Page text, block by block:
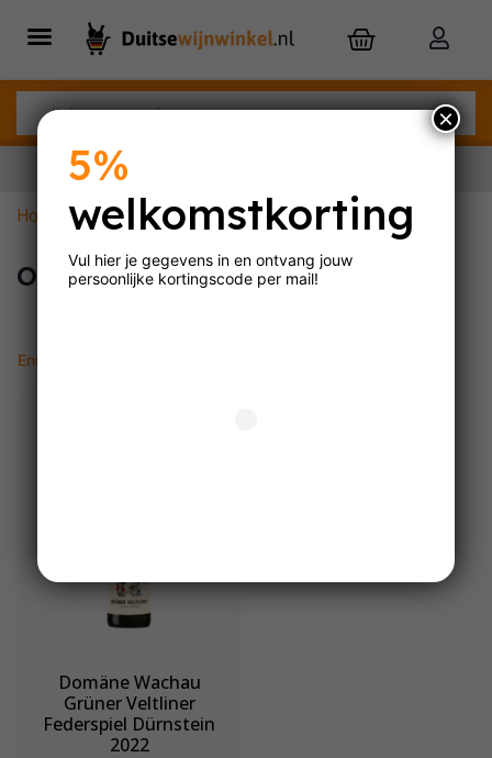
Home »Oostenrijkse witte wijn
Oostenrijkse witte wijn
Enig resultaat
Domäne Wachau
Grüner Veltliner
Federspiel Dürnstein
2022
5%
welkomstkorting
Vul hier je gegevens in en ontvang jouw
persoonlijke kortingscode per mail!
×